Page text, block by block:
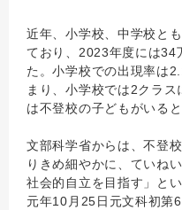
近年、小学校、中学校と
ており、2023年度には34
た。小学校での出現率は
まり、小学校では2クラ
は不登校の子どもがいる
文部科学省からは、不登
りきめ細やかに、ていね
社会的自立を目指す」と
元年10月25日元文科初第